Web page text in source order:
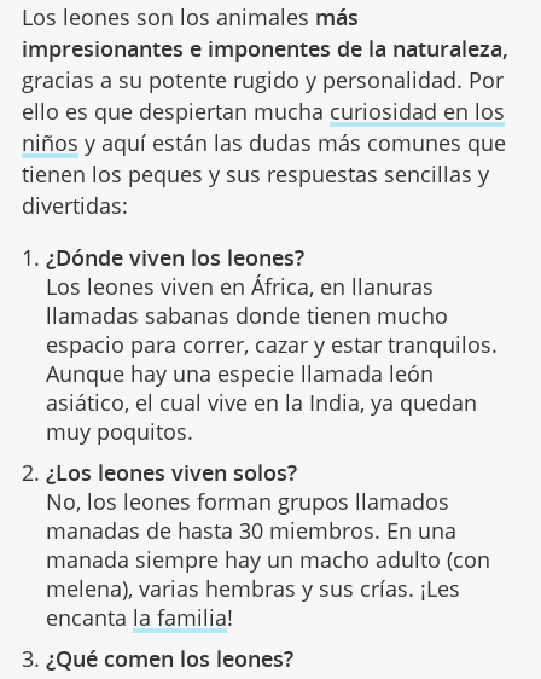
Los leones son los animales más
impresionantes e imponentes de la naturaleza,
gracias a su potente rugido y personalidad. Por
ello es que despiertan mucha curiosidad en los
niños y aquí están las dudas más comunes que
tienen los peques y sus respuestas sencillas y
divertidas:
¿Dónde viven los leones?
Los leones viven en África, en llanuras
llamadas sabanas donde tienen mucho
espacio para correr, cazar y estar tranquilos.
Aunque hay una especie llamada león
asiático, el cual vive en la India, ya quedan
muy poquitos.
¿Los leones viven solos?
No, los leones forman grupos llamados
manadas de hasta 30 miembros. En una
manada siempre hay un macho adulto (con
melena), varias hembras y sus crías. ¡Les
encanta la familia!
¿Qué comen los leones?